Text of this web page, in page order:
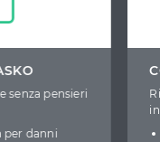
senza pensieri
per danni